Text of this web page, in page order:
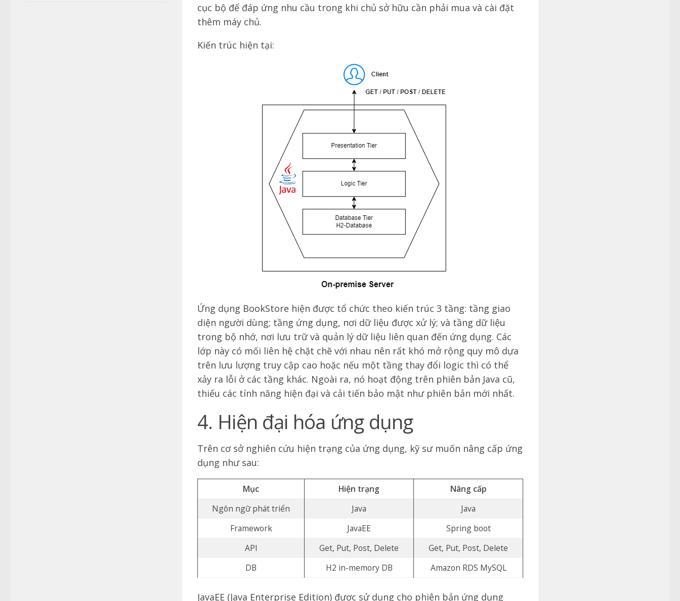
cục bộ để đáp ứng nhu cầu trong khi chủ sở hữu cần phải mua và cài đặt
thêm máy chủ.
Kiến trúc hiện tại:
Ứng dụng BookStore hiện được tổ chức theo kiến trúc 3 tầng: tầng giao
diện người dùng; tầng ứng dụng, nơi dữ liệu được xử lý; và tầng dữ liệu
trong bộ nhớ, nơi lưu trữ và quản lý dữ liệu liên quan đến ứng dụng. Các
lớp này có mối liên hệ chặt chẽ với nhau nên rất khó mở rộng quy mô dựa
trên lưu lượng truy cập cao hoặc nếu một tầng thay đổi logic thì có thể
xảy ra lỗi ở các tầng khác. Ngoài ra, nó hoạt động trên phiên bản Java cũ,
thiếu các tính năng hiện đại và cải tiến bảo mật như phiên bản mới nhất.
4. Hiện đại hóa ứng dụng
Trên cơ sở nghiên cứu hiện trạng của ứng dụng, kỹ sư muốn nâng cấp ứng
dụng như sau:
Mục Hiện trạng
Nâng cấp
Ngôn ngữ phát triển
Java
Java
Framework
JavaEE
Spring boot
API
Get, Put, Post, Delete
Get, Put, Post, Delete
DB
H2 in-memory DB Amazon RDS MySQL
JavaEE (Java Enterprise Edition) được sử dụng cho phiên bản ứng dụng